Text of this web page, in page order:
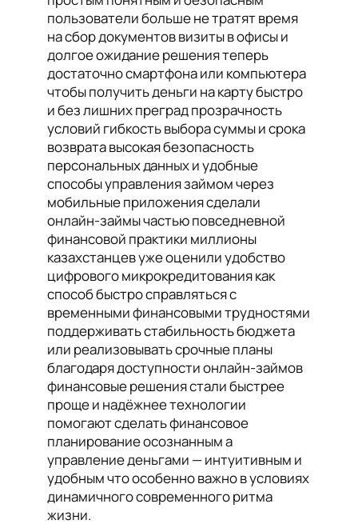
пользователи больше не тратят время
на сбор документов визиты в офисы и
долгое ожидание решения теперь
достаточно смартфона или компьютера
чтобы получить деньги на карту быстро
и без лишних преград прозрачность
условий гибкость выбора суммы и срока
возврата высокая безопасность
персональных данных и удобные
способы управления займом через
мобильные приложения сделали
онлайн-займы частью повседневной
финансовой практики миллионы
казахстанцев уже оценили удобство
цифрового микрокредитования как
способ быстро справляться с
временными финансовыми трудностями
поддерживать стабильность бюджета
или реализовывать срочные планы
благодаря доступности онлайн-займов
финансовые решения стали быстрее
проще и надёжнее технологии
помогают сделать финансовое
планирование осознанным а
управление деньгами — интуитивным и
удобным что особенно важно в условиях
динамичного современного ритма
жизни.